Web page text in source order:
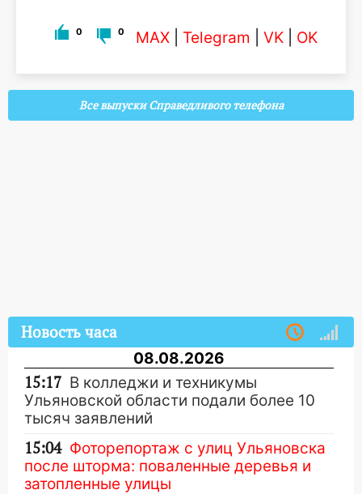
0 0 MAX Telegram VK OK
Все выпуски Справедливого телефона
Новость часа
08.08.2026
15:17 В колледжи и техникумы
Ульяновской области подали более 10
тысяч заявлений
15:04 Фоторепортаж с улиц Ульяновска
после шторма: поваленные деревья и
затопленные улицы